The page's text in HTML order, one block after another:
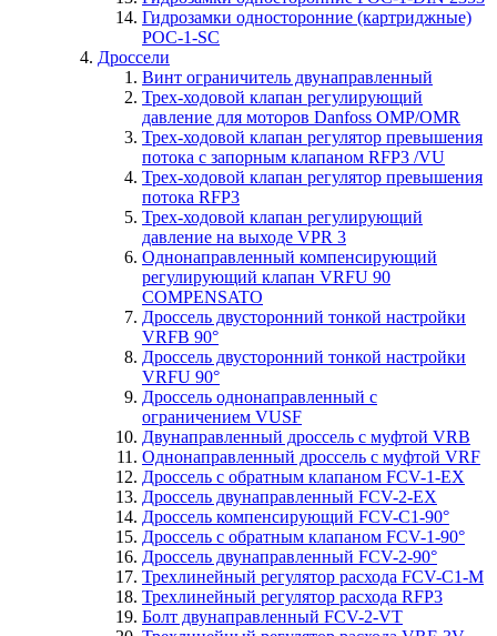
Гидрозамки односторонние (картриджные)
POC-1-SC
Дроссели
Винт ограничитель двунаправленный
Трех-ходовой клапан регулирующий
давление для моторов Danfoss OMP/OMR
Трех-ходовой клапан регулятор превышения
потока с запорным клапаном RFP3 /VU
Трех-ходовой клапан регулятор превышения
потока RFP3
Трех-ходовой клапан регулирующий
давление на выходе VPR 3
Однонаправленный компенсирующий
регулирующий клапан VRFU 90
COMPENSATO
Дроссель двусторонний тонкой настройки
VRFB 90°
Дроссель двусторонний тонкой настройки
VRFU 90°
Дроссель однонаправленный с
ограничением VUSF
Двунаправленный дроссель с муфтой VRB
Однонаправленный дроссель с муфтой VRF
Дроссель с обратным клапаном FCV-1-EX
Дроссель двунаправленный FCV-2-EX
Дроссель компенсирующий FCV-C1-90°
Дроссель с обратным клапаном FCV-1-90°
Дроссель двунаправленный FCV-2-90°
Трехлинейный регулятор расхода FCV-C1-M
Трехлинейный регулятор расхода RFP3
Болт двунаправленный FCV-2-VT